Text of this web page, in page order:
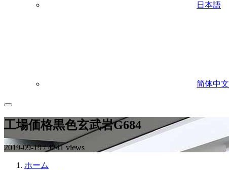
日本語
简体中文
工場価格黒色玄武岩G684
2019-09-19 / 4241 views
ホーム